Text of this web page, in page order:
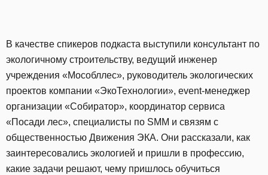
В качестве спикеров подкаста выступили консультант по
экологичному строительству, ведущий инженер
учреждения «Мособллес», руководитель экологических
проектов компании «ЭкоТехнологии», event-менеджер
организации «Собиратор», координатор сервиса
«Посади лес», специалисты по SMM и связям с
общественностью Движения ЭКА. Они рассказали, как
заинтересовались экологией и пришли в профессию,
какие задачи решают, чему пришлось обучиться